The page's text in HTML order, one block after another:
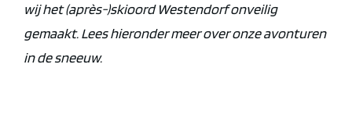
wij het (après-)skioordWestendorfonveilig
gemaakt. Lees hieronder meer over onze avonturen
in de sneeuw.